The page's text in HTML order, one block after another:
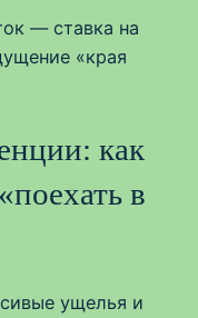
— ставка на
«края
как
в
ущелья и